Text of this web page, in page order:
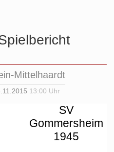
Mittelhaardt
13:00 Uhr
SV
Gommersheim
1945